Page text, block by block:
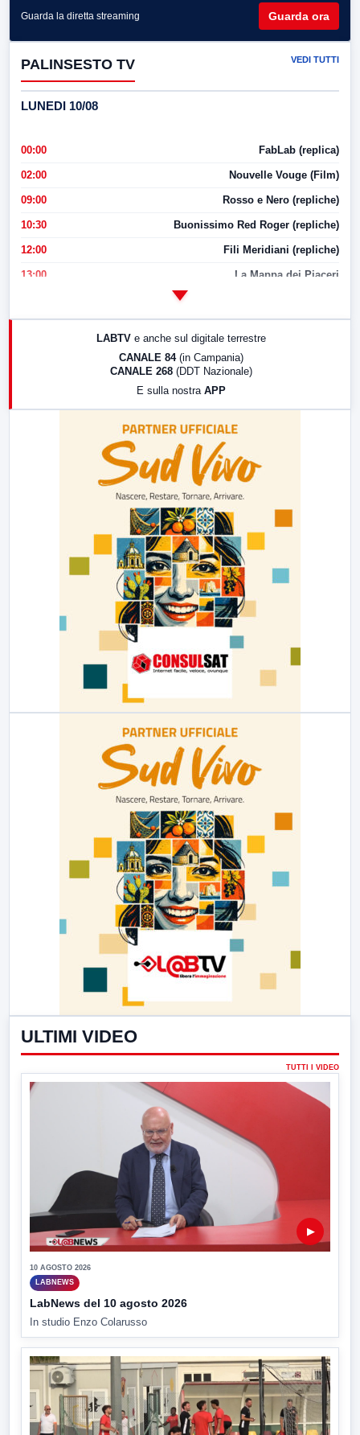
Guarda la diretta streaming Guarda ora
PALINSESTO TV VEDI TUTTI
LUNEDI 10/08
00:00 FabLab (replica)
02:00 Nouvelle Vouge (Film)
09:00 Rosso e Nero (repliche)
10:30 Buonissimo Red Roger (repliche)
12:00 Fili Meridiani (repliche)
13:00 La Mappa dei Piaceri
LABTV e anche sul digitale terrestre
CANALE 84 (in Campania)
CANALE 268 (DDT Nazionale)
E sulla nostra APP
ULTIMI VIDEO
TUTTI I VIDEO
▶
10 AGOSTO 2026
LABNEWS
LabNews del 10 agosto 2026
In studio Enzo Colarusso